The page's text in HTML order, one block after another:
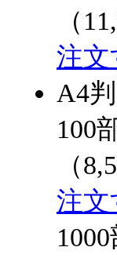
（
注文
A4
100
（
注文